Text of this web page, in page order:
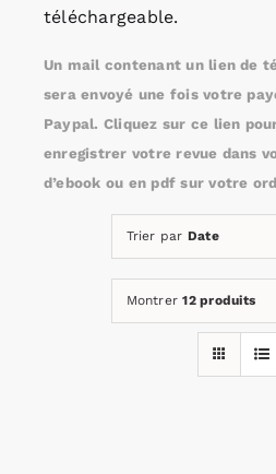
Kiosque
Annonces emploi
téléchargeable.
Un mail contenant un lien de
sera envoyé une fois votre
Paypal. Cliquez sur ce lien
enregistrer votre revue dans
d’ebook ou en pdf sur votre
Trier par Date
Montrer12 produits